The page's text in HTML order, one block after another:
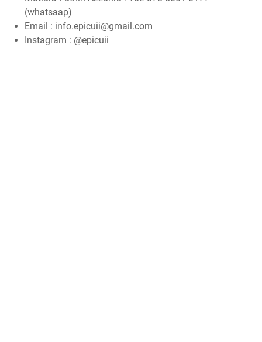
(whatsaap)
Email : info.epicuii@gmail.com
Instagram : @epicuii